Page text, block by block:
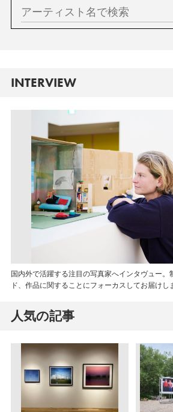
INTERVIEW
国内外で活躍する注目の写真家へインタヴュー。
ド、作品に関することにフォーカスしてお届けし
人気の記事